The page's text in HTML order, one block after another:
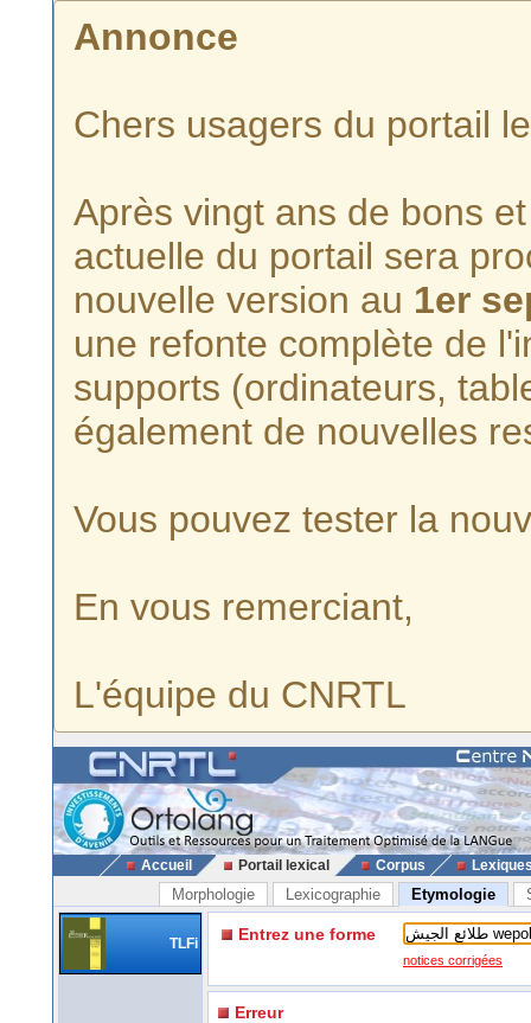
Annonce
Chers usagers du portail
Après vingt ans de bons
actuelle du portail sera
nouvelle version au 1er
une refonte complète de
supports (ordinateurs,
également de nouvelles
Vous pouvez tester la
En vous remerciant,
L'équipe du CNRTL
Accueil Portail lexical Corpus
Morphologie Lexicographie Etymologie
TLFi Entrez une forme
notices corrigées
Erreur